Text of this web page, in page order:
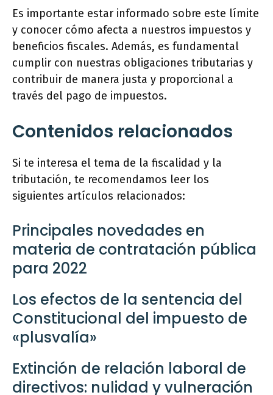
Es importante estar informado sobre este límite
y conocer cómo afecta a nuestros impuestos y
beneficios fiscales. Además, es fundamental
cumplir con nuestras obligaciones tributarias y
contribuir de manera justa y proporcional a
través del pago de impuestos.
Contenidos relacionados
Si te interesa el tema de la fiscalidad y la
tributación, te recomendamos leer los
siguientes artículos relacionados:
Principales novedades en
materia de contratación pública
para 2022
Los efectos de la sentencia del
Constitucional del impuesto de
«plusvalía»
Extinción de relación laboral de
directivos: nulidad y vulneración